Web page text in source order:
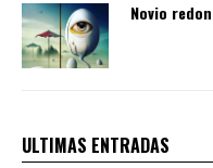
Novio
ULTIMAS ENTRADAS